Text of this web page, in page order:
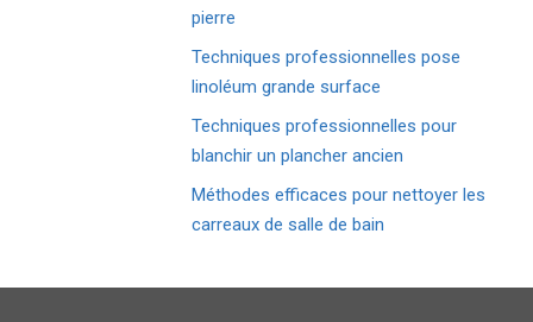
pierre
Techniques professionnelles pose
linoléum grande surface
Techniques professionnelles pour
blanchir un plancher ancien
Méthodes efficaces pour nettoyer les
carreaux de salle de bain